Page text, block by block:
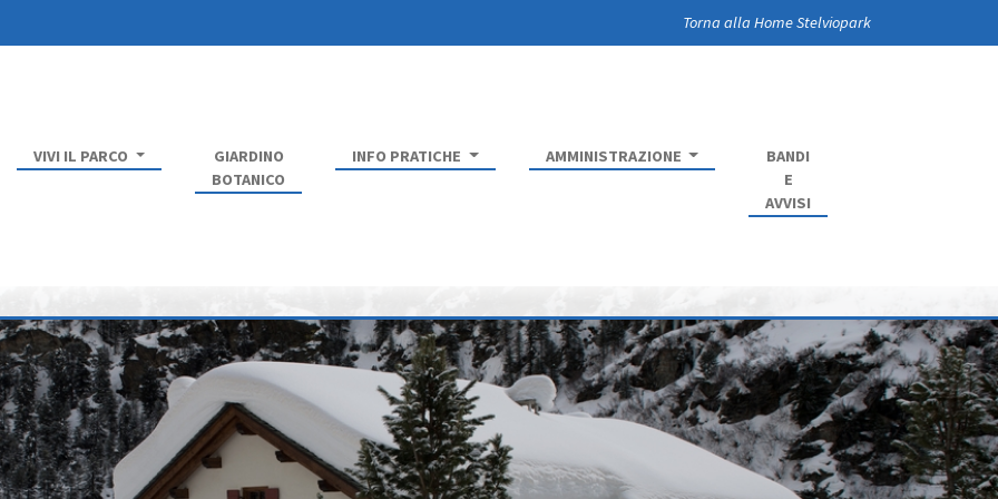
Torna alla Home Stelviopark
VIVI IL PARCO
GIARDINO
BOTANICO
INFO PRATICHE AMMINISTRAZIONE
BANDI
E
AVVISI